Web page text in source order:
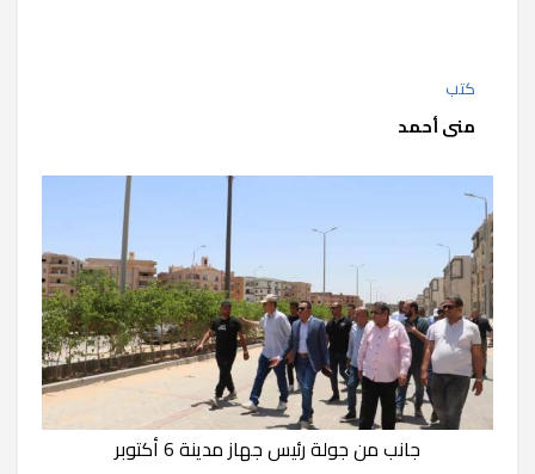
كتب
منى أحمد
جانب من جولة رئيس جهاز مدينة 6 أكتوبر